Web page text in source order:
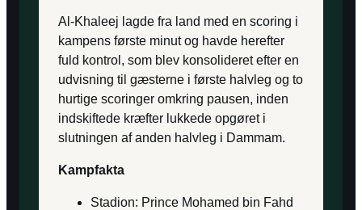
Al-Khaleej lagde fra land med en scoring i
kampens første minut og havde herefter
fuld kontrol, som blev konsolideret efter en
udvisning til gæsterne i første halvleg og to
hurtige scoringer omkring pausen, inden
indskiftede kræfter lukkede opgøret i
slutningen af anden halvleg i Dammam.
Kampfakta
Stadion: Prince Mohamed bin Fahd